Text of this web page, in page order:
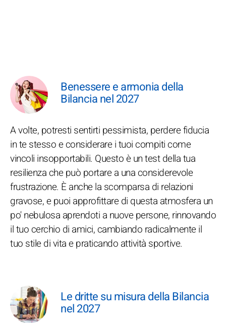
Benessere e armonia della
Bilancia nel 2027
A volte, potresti sentirti pessimista, perdere fiducia
in te stesso e considerare i tuoi compiti come
vincoli insopportabili. Questo è un test della tua
resilienza che può portare a una considerevole
frustrazione. È anche la scomparsa di relazioni
gravose, e puoi approfittare di questa atmosfera un
po' nebulosa aprendoti a nuove persone, rinnovando
il tuo cerchio di amici, cambiando radicalmente il
tuo stile di vita e praticando attività sportive.
Le dritte su misura della Bilancia
nel 2027